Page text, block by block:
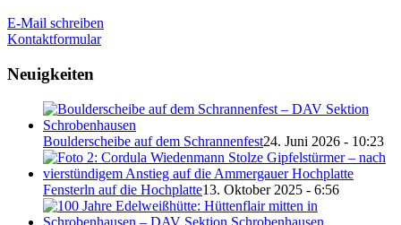
E-Mail schreiben
Kontaktformular
Neuigkeiten
Boulderscheibe auf dem Schrannenfest24. Juni 2026 - 10:23
Fensterln auf die Hochplatte13. Oktober 2025 - 6:56